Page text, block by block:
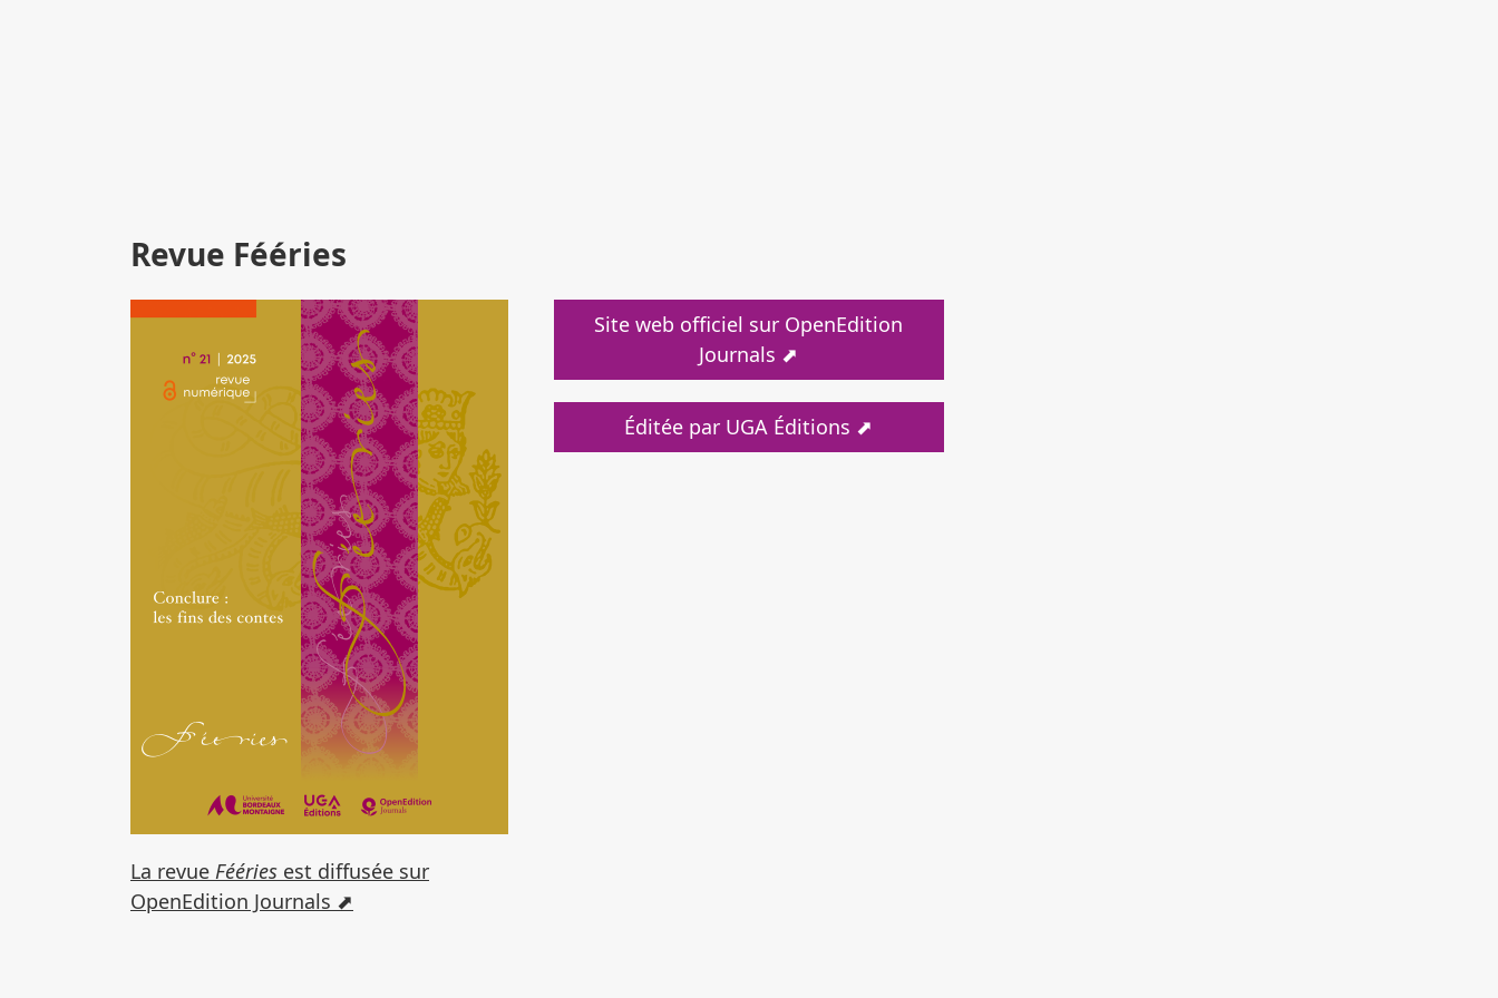
Revue Fééries
La revue Fééries est diffusée sur
OpenEdition Journals ⬈
Site web officiel sur OpenEdition
Journals ⬈
Éditée par UGA Éditions ⬈